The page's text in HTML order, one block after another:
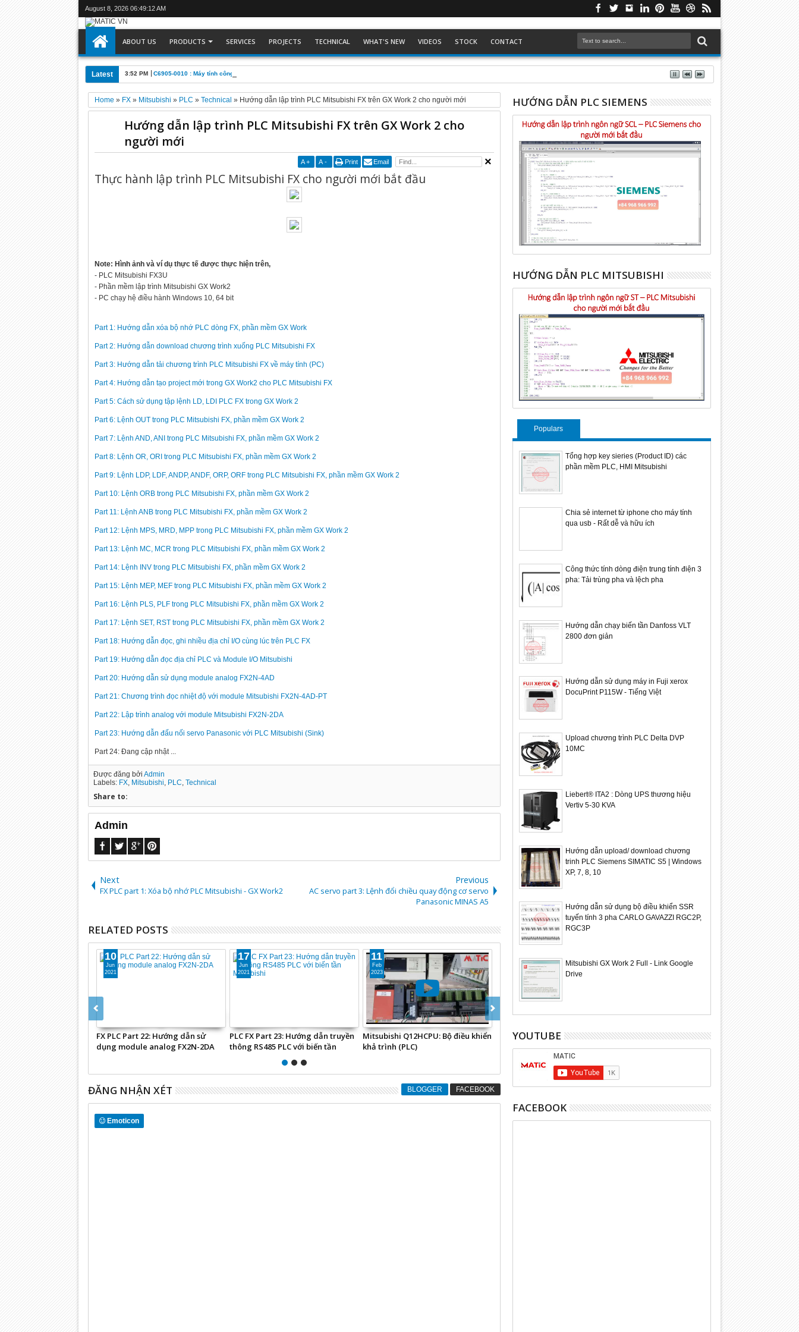
August 8, 2026 06:49:13 AM
ABOUT US PRODUCTS SERVICES PROJECTS TECHNICAL WHAT'S NEW VIDEOS STOCK CONTACT
Latest 3:52 PM C6905-0010 : Máy tính công nghiệp Beckhoff dòng Eco
Home » FX» Mitsubishi » PLC » Technical » Hướng dẫn lập trình PLC Mitsubishi FX trên GX Work 2 cho người mới
Hướng dẫn lập trình PLC Mitsubishi FX trên GX Work 2 cho
người mới
A + A - Print Email
Thực hành lập trình PLC Mitsubishi FX cho người mới bắt đầu
Note: Hình ảnh và ví dụ thực tế được thực hiện trên,
- PLC Mitsubishi FX3U
- Phần mềm lập trình Mitsubishi GX Work2
- PC chạy hệ điều hành Windows 10, 64 bit
Part 1: Hướng dẫn xóa bộ nhớ PLC dòng FX, phần mềm GX Work
Part 2: Hướng dẫn download chương trình xuống PLC Mitsubishi FX
Part 3: Hướng dẫn tải chương trình PLC Mitsubishi FX về máy tính (PC)
Part 4: Hướng dẫn tạo project mới trong GX Work2 cho PLC Mitsubishi FX
Part 5: Cách sử dụng tập lệnh LD, LDI PLC FX trong GX Work 2
Part 6: Lệnh OUT trong PLC Mitsubishi FX, phần mềm GX Work 2
Part 7: Lệnh AND, ANI trong PLC Mitsubishi FX, phần mềm GX Work 2
Part 8: Lệnh OR, ORI trong PLC Mitsubishi FX, phần mềm GX Work 2
Part 9: Lệnh LDP, LDF, ANDP, ANDF, ORP, ORF trong PLC Mitsubishi FX, phần mềm GX Work 2
Part 10: Lệnh ORB trong PLC Mitsubishi FX, phần mềm GX Work 2
Part 11: Lệnh ANB trong PLC Mitsubishi FX, phần mềm GX Work 2
Part 12: Lệnh MPS, MRD, MPP trong PLC Mitsubishi FX, phần mềm GX Work 2
Part 13: Lệnh MC, MCR trong PLC Mitsubishi FX, phần mềm GX Work 2
Part 14: Lệnh INV trong PLC Mitsubishi FX, phần mềm GX Work 2
Part 15: Lệnh MEP, MEF trong PLC Mitsubishi FX, phần mềm GX Work 2
Part 16: Lệnh PLS, PLF trong PLC Mitsubishi FX, phần mềm GX Work 2
Part 17: Lệnh SET, RST trong PLC Mitsubishi FX, phần mềm GX Work 2
Part 18: Hướng dẫn đọc, ghi nhiều địa chỉ I/O cùng lúc trên PLC FX
Part 19: Hướng dẫn đọc địa chỉ PLC và Module I/O Mitsubishi
Part 20: Hướng dẫn sử dụng module analog FX2N-4AD
Part 21: Chương trình đọc nhiệt độ với module Mitsubishi FX2N-4AD-PT
Part 22: Lập trình analog với module Mitsubishi FX2N-2DA
Part 23: Hướng dẫn đấu nối servo Panasonic với PLC Mitsubishi (Sink)
Part 24: Đang cập nhật ...
Được đăng bởi Admin
Labels: FX, Mitsubishi, PLC, Technical
Share to:
Admin
Next
FX PLC part 1: Xóa bộ nhớ PLC Mitsubishi - GX Work2
Previous
AC servo part 3: Lệnh đổi chiều quay động cơ servo
Panasonic MINAS A5
RELATED POSTS
AC Servo part 4: Hướng dẫn đấu
nối servo Panasonic với PLC
02
Sep
2021
PLC điều khiển trực tiếp biến tần
Mitsubishi, Sink/Source
08
Jul
2021
Thực hành truyền thông RS485
RTU biến tần Mitsubishi vs PLC
20
Jun
2021
Hướng dẫn mở rộng mạng CAN/
CANopen cho PLC S7-300 với CAN
Hướng dẫn upload chương trình
HMI Beijer dòng E1000
Feb
ĐĂNG NHẬN XÉT BLOGGER FACEBOOK
Emoticon
HƯỚNG DẪN PLC SIEMENS
HƯỚNG DẪN PLC MITSUBISHI
Populars
Tổng hợp key sieries (Product ID) các
phần mềm PLC, HMI Mitsubishi
Chia sẻ internet từ iphone cho máy tính
qua usb - Rất dễ và hữu ích
Công thức tính dòng điện trung tính điện 3
pha: Tải trùng pha và lệch pha
Hướng dẫn chạy biến tần Danfoss VLT
2800 đơn giản
Hướng dẫn sử dụng máy in Fuji xerox
DocuPrint P115W - Tiếng Việt
Upload chương trình PLC Delta DVP
10MC
Liebert® ITA2 : Dòng UPS thương hiệu
Vertiv 5-30 KVA
Hướng dẫn upload/ download chương
trinh PLC Siemens SIMATIC S5 | Windows
XP, 7, 8, 10
Hướng dẫn sử dụng bộ điều khiển SSR
tuyến tính 3 pha CARLO GAVAZZI RGC2P,
RGC3P
Mitsubishi GX Work 2 Full - Link Google
Drive
YOUTUBE
FACEBOOK